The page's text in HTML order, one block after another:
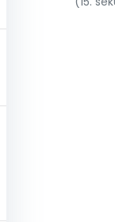
Strefy,
Akademia
Pełen